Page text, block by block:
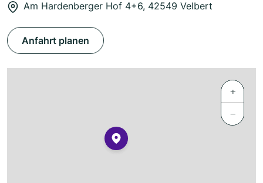
Am Hardenberger Hof 4+6, 42549 Velbert
Anfahrt planen
+
−